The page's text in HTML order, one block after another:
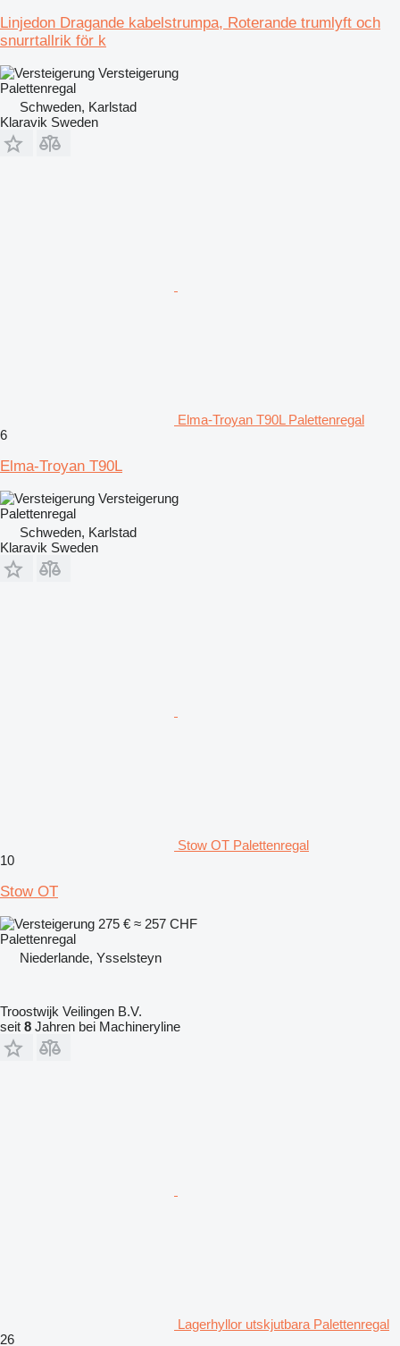
Linjedon Dragande kabelstrumpa, Roterande trumlyft och
snurrtallrik för k
Versteigerung
Palettenregal
Schweden, Karlstad
Klaravik Sweden
Elma-Troyan T90L Palettenregal
6
Elma-Troyan T90L
Versteigerung
Palettenregal
Schweden, Karlstad
Klaravik Sweden
Stow OT Palettenregal
10
Stow OT
275 € ≈ 257 CHF
Palettenregal
Niederlande, Ysselsteyn
Troostwijk Veilingen B.V.
seit 8 Jahren bei Machineryline
Lagerhyllor utskjutbara Palettenregal
26